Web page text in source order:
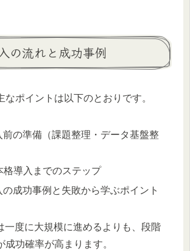
の流れと成功事例
なポイントは以下のとおりです。
前の準備（課題整理・データ基盤整
格導入までのステップ
成功事例と失敗から学ぶポイント
一度に大規模に進めるよりも、段階
成功確率が高まります。